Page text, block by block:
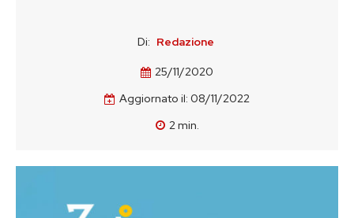
Di: Redazione
25/11/2020
Aggiornato il: 08/11/2022
2min.